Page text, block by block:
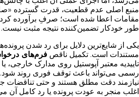
منبع اصلی عدم قطعیت، قدرت گسترده
مقامات اعطا شده است؛ صرفِ برآورده کردن
طور خودکار تضمین‌کننده نتیجه مثبت نیست.
یکی از شایع‌ترین دلایل برای رد شدن
مستندات است. تکمیل ناقص فرم‌های
تاییدیه معتبر آپوستیل روی مدارک خارجی،
رسمی می‌تواند باعث توقف فوری روند شود.
نیازمند دقت مطلق هستند و حتی تناقضات
اغلب منجر به عودت پرونده یا رد کامل آن